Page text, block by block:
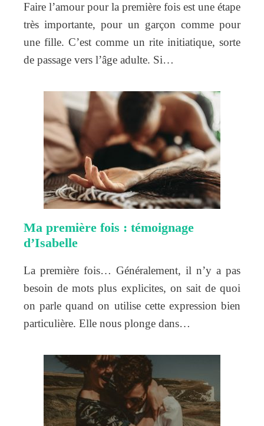
Faire l’amour pour la première fois est une étape
très importante, pour un garçon comme pour
une fille. C’est comme un rite initiatique, sorte
de passage vers l’âge adulte. Si…
Ma première fois : témoignage
d’Isabelle
La première fois… Généralement, il n’y a pas
besoin de mots plus explicites, on sait de quoi
on parle quand on utilise cette expression bien
particulière. Elle nous plonge dans…